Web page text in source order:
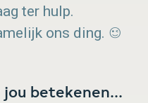
ter hulp.
ons ding. 😉
betekenen...